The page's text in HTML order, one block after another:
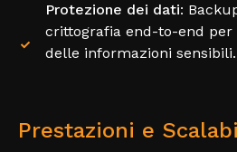
Protezione dei dati:
crittografia end-to-end per
delle informazioni sensibili.
Prestazioni e